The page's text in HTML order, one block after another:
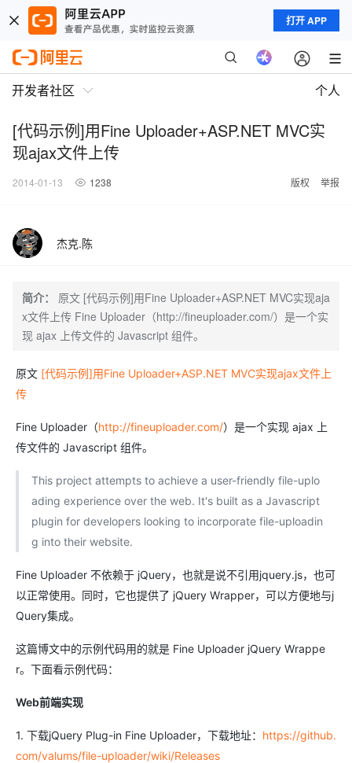
打开 APP
开发者社区 个人
[代码示例]用Fine Uploader+ASP.NET MVC实
现ajax文件上传
2014-01-13 1238 版权 举报
杰克.陈
简介：
原文 [代码示例]用Fine Uploader+ASP.NET MVC实现aja
x文件上传 Fine Uploader（http://fineuploader.com/）是一个实
现 ajax 上传文件的 Javascript 组件。
原文 [代码示例]用Fine Uploader+ASP.NET MVC实现ajax文件上
传
Fine Uploader（http://fineuploader.com/）是一个实现 ajax 上
传文件的 Javascript 组件。
This project attempts to achieve a user-friendly file-uplo
ading experience over the web. It's built as a Javascript
plugin for developers looking to incorporate file-uploadin
g into their website.
Fine Uploader 不依赖于 jQuery，也就是说不引用jquery.js，也可
以正常使用。同时，它也提供了 jQuery Wrapper，可以方便地与j
Query集成。
这篇博文中的示例代码用的就是 Fine Uploader jQuery Wrappe
r。下面看示例代码：
Web前端实现
1. 下载jQuery Plug-in Fine Uploader，下载地址： https://github.
com/valums/file-uploader/wiki/Releases